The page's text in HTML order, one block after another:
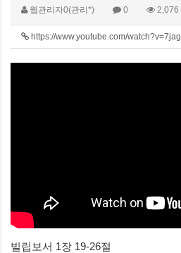
웹관리자0(관리*) 0 2,076
https://www.youtube.com/
빌립보서 1장 19-26절